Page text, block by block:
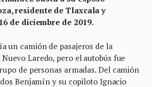
residente de Tlaxcala y
de diciembre de 2019.
un camión de pasajeros de la
Laredo, pero el autobús fue
de personas armadas. Del camión
Benjamín y su copiloto Ignacio